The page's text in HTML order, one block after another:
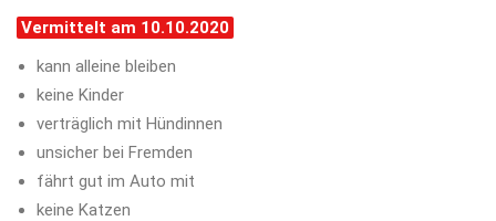
Vermittelt am 10.10.2020
kann alleine bleiben
keine Kinder
verträglich mit Hündinnen
unsicher bei Fremden
fährt gut im Auto mit
keine Katzen